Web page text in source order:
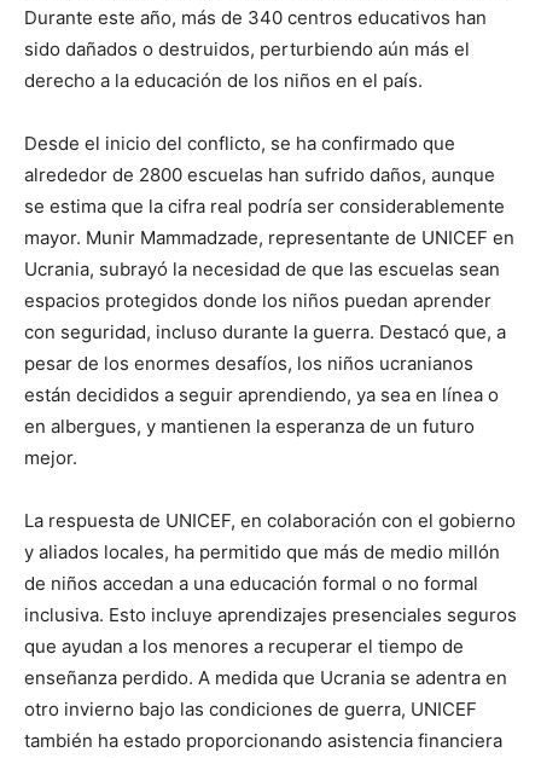
Durante este año, más de 340 centros educativos han
sido dañados o destruidos, perturbiendo aún más el
derecho a la educación de los niños en el país.
Desde el inicio del conflicto, se ha confirmado que
alrededor de 2800 escuelas han sufrido daños, aunque
se estima que la cifra real podría ser considerablemente
mayor. Munir Mammadzade, representante de UNICEF en
Ucrania, subrayó la necesidad de que las escuelas sean
espacios protegidos donde los niños puedan aprender
con seguridad, incluso durante la guerra. Destacó que, a
pesar de los enormes desafíos, los niños ucranianos
están decididos a seguir aprendiendo, ya sea en línea o
en albergues, y mantienen la esperanza de un futuro
mejor.
La respuesta de UNICEF, en colaboración con el gobierno
y aliados locales, ha permitido que más de medio millón
de niños accedan a una educación formal o no formal
inclusiva. Esto incluye aprendizajes presenciales seguros
que ayudan a los menores a recuperar el tiempo de
enseñanza perdido. A medida que Ucrania se adentra en
otro invierno bajo las condiciones de guerra, UNICEF
también ha estado proporcionando asistencia financiera